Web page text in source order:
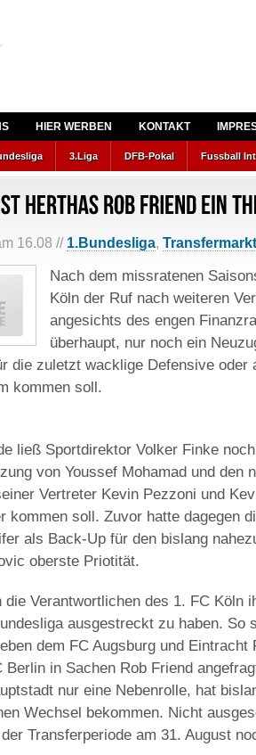
HIER WERBEN KONTAKT
3.Liga DFB-Pokal Fussball
16.08 // 1.Bundesliga, Transfermarkt
Nach dem missratenen
Köln der Ruf nach weiteren
angesichts des engen
überhaupt, nur noch ein
die zuletzt wacklige Defensive oder
kommen soll.
ließ Sportdirektor Volker Finke
von Youssef Mohamad und den
Vertreter Kevin Pezzoni und
kommen soll. Zuvor hatte dagegen
als Back-Up für den bislang
oberste Priotität.
die Verantwortlichen des 1. FC Köln
ausgestreckt zu haben. So
dem FC Augsburg und
Berlin in Sachen Rob Friend
nur eine Nebenrolle, hat
Wechsel bekommen. Nicht
Transferperiode am 31. August